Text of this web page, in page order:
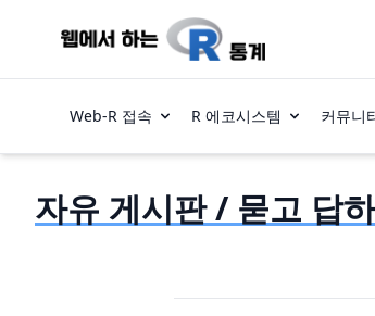
Web-R 접속 R 에코시스템 커뮤니
자유 게시판 / 묻고 답